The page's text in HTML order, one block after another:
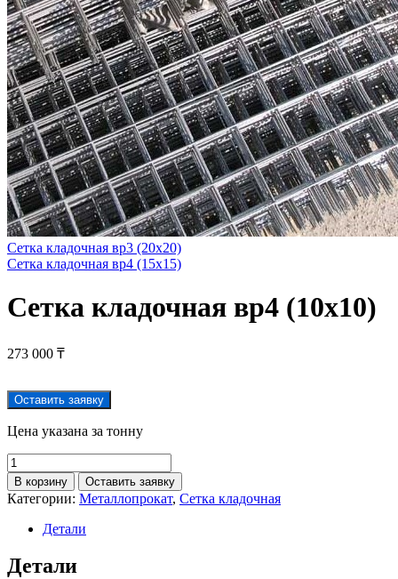
Сетка кладочная вр3 (20х20)
Сетка кладочная вр4 (15х15)
Сетка кладочная вр4 (10х10)
273 000 ₸
Оставить заявку
Цена указана за тонну
В корзину Оставить заявку
Категории: Металлопрокат, Сетка кладочная
Детали
Детали